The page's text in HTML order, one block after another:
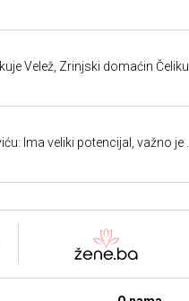
Velež, Zrinjski domaćin Čeliku
Ima veliki potencijal, važno je ...